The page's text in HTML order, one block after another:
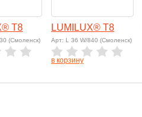
T8
(Смоленск)
LUMILUX® T8
Арт: L 36 W/840 (Смоленск)
в корзину